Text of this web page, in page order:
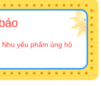
yếu phẩm ủng hộ